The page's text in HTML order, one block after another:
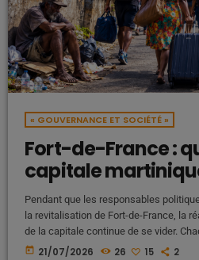
« GOUVERNANCE ET SOCIÉTÉ »
Fort-de-France :
capitale
Pendant que les responsables
la revitalisation de Fort-de-France, la
de la capitale continue de se vider.
chaque local commercial abandonné,
today 21/07/2026 26 15 2